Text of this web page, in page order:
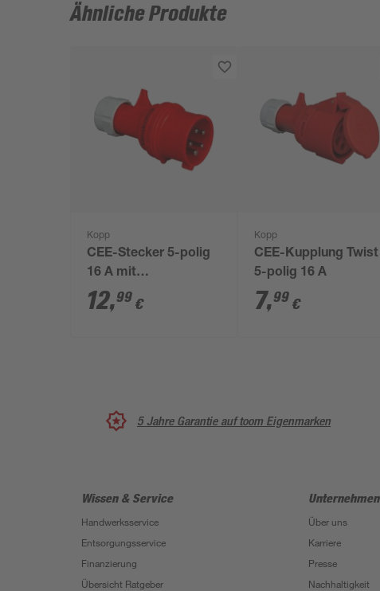
Ähnliche Produkte
Kopp
CEE-Stecker 5-polig
16 A mit
Phasenwender
12,99 €
Kopp
CEE-Kupplung Twist
5-polig 16 A
7,99 €
5 Jahre Garantie auf toom Eigenmarken
Wissen & Service
Handwerksservice
Entsorgungsservice
Finanzierung
Übersicht Ratgeber
Unternehmen
Über uns
Karriere
Presse
Nachhaltigkeit